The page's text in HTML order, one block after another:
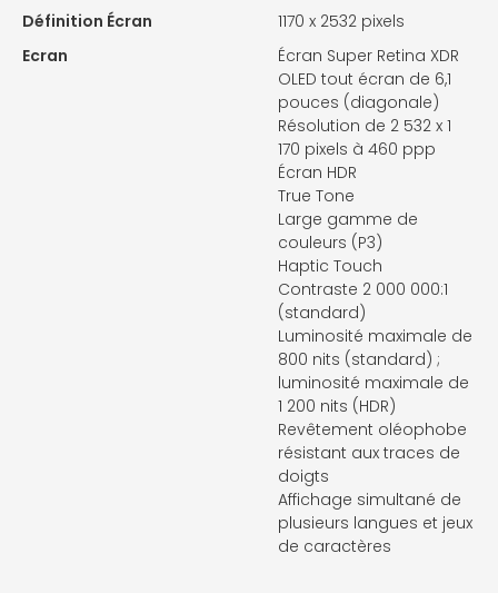
Définition Écran
1170 x 2532 pixels
Ecran
Écran Super Retina XDR
OLED tout écran de 6,1
pouces (diagonale)
Résolution de 2 532 x 1
170 pixels à 460 ppp
Écran HDR
True Tone
Large gamme de
couleurs (P3)
Haptic Touch
Contraste 2 000 000:1
(standard)
Luminosité maximale de
800 nits (standard) ;
luminosité maximale de
1 200 nits (HDR)
Revêtement oléophobe
résistant aux traces de
doigts
Affichage simultané de
plusieurs langues et jeux
de caractères